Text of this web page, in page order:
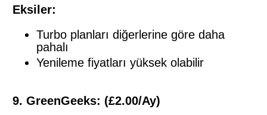
Eksiler:
Turbo planları diğerlerine göre daha
pahalı
Yenileme fiyatları yüksek olabilir
9. GreenGeeks: (£2.00/Ay)